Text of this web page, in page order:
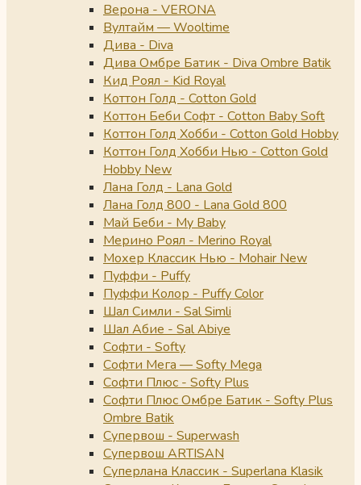
Верона - VERONA
Вултайм — Wooltime
Дива - Diva
Дива Омбре Батик - Diva Ombre Batik
Кид Роял - Kid Royal
Коттон Голд - Cotton Gold
Коттон Беби Софт - Cotton Baby Soft
Коттон Голд Хобби - Cotton Gold Hobby
Коттон Голд Хобби Нью - Cotton Gold
Hobby New
Лана Голд - Lana Gold
Лана Голд 800 - Lana Gold 800
Май Беби - My Baby
Мерино Роял - Merino Royal
Мохер Классик Нью - Mohair New
Пуффи - Puffy
Пуффи Колор - Puffy Color
Шал Симли - Sal Simli
Шал Абие - Sal Abiye
Софти - Softy
Софти Мега — Softy Mega
Софти Плюс - Softy Plus
Софти Плюс Омбре Батик - Softy Plus
Ombre Batik
Супервош - Superwash
Супервош ARTISAN
Суперлана Классик - Superlana Klasik